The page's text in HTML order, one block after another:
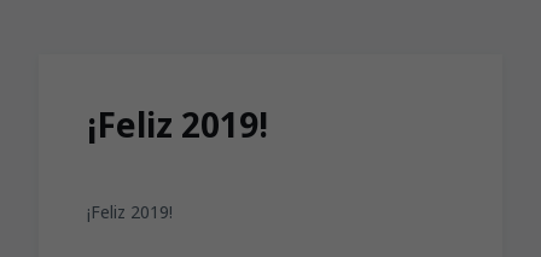
¡Feliz 2019!
¡Feliz 2019!